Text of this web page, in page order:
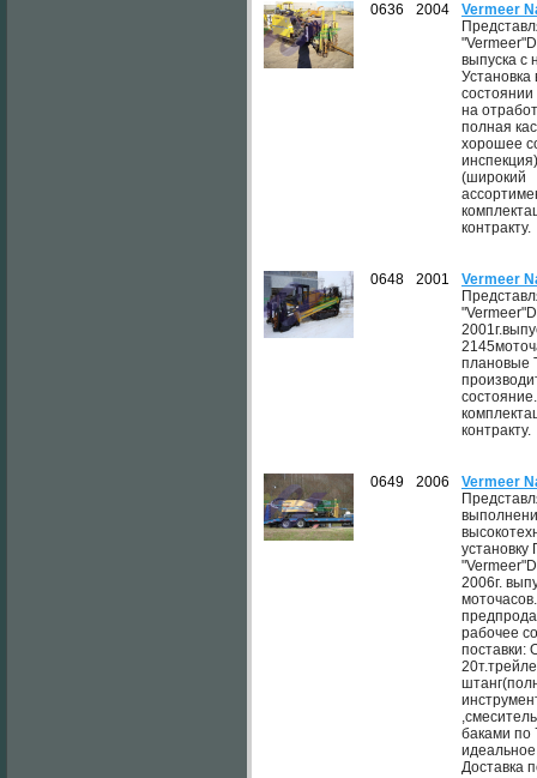
0636 2004
Vermeer
выпуска с
на
полная
хорошее
(широкий
контракту.
0648 2001
Vermeer
плановые
контракту.
0649 2006
Vermeer
2006г.
рабочее
поставки:
баками по
Доставка